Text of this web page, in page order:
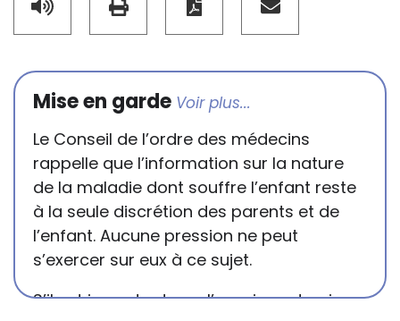
Mise en garde
Le Conseil de l’ordre des médecins
rappelle que l’information sur la nature
de la maladie dont souffre l’enfant reste
à la seule discrétion des parents et de
l’enfant. Aucune pression ne peut
s’exercer sur eux à ce sujet.
S’il est important que l’enseignant puisse